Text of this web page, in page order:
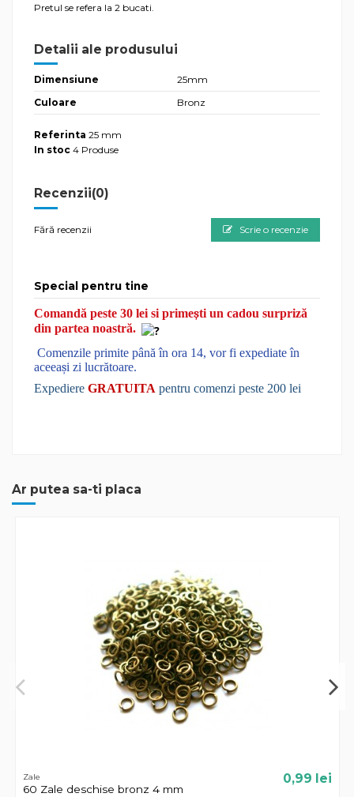
Pretul se refera la 2 bucati.
Detalii ale produsului
Dimensiune
25mm
Culoare
Bronz
Referinta 25 mm
In stoc 4 Produse
Recenzii(0)
Fără recenzii Scrie o recenzie
Special pentru tine
Comandă peste 30 lei si primești un cadou surpriză
din partea noastră.
Comenzile primite până în ora 14, vor fi expediate în
aceeași zi lucrătoare.
Expediere GRATUITA pentru comenzi peste 200 lei
Ar putea sa-ti placa
Zale
60 Zale deschise bronz 4 mm
0,99 lei